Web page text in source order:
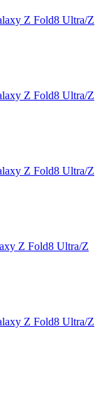
Z Fold8 Ultra/Z
Z Fold8 Ultra/Z
Z Fold8 Ultra/Z
Z Fold8 Ultra/Z
Z Fold8 Ultra/Z